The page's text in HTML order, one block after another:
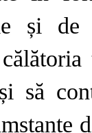
și
să